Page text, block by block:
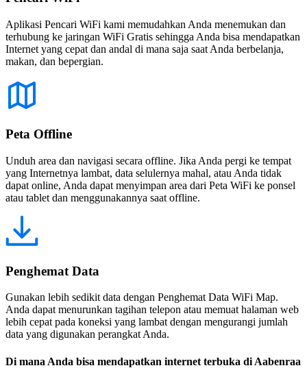
Aplikasi Pencari WiFi kami memudahkan Anda menemukan dan
terhubung ke jaringan WiFi Gratis sehingga Anda bisa mendapatkan
Internet yang cepat dan andal di mana saja saat Anda berbelanja,
makan, dan bepergian.
Peta Offline
Unduh area dan navigasi secara offline. Jika Anda pergi ke tempat
yang Internetnya lambat, data selulernya mahal, atau Anda tidak
dapat online, Anda dapat menyimpan area dari Peta WiFi ke ponsel
atau tablet dan menggunakannya saat offline.
Penghemat Data
Gunakan lebih sedikit data dengan Penghemat Data WiFi Map.
Anda dapat menurunkan tagihan telepon atau memuat halaman web
lebih cepat pada koneksi yang lambat dengan mengurangi jumlah
data yang digunakan perangkat Anda.
Di mana Anda bisa mendapatkan internet terbuka di Aabenraa